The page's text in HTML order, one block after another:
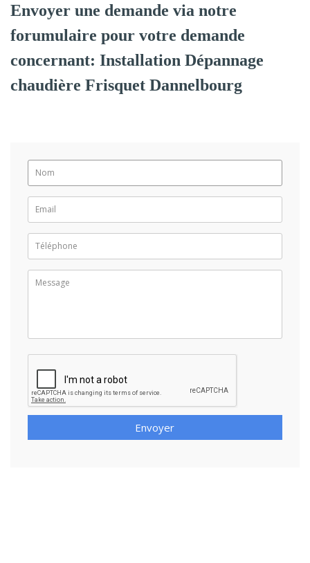
Envoyer une demande via notre
forumulaire pour votre demande
concernant: Installation Dépannage
chaudière Frisquet Dannelbourg
Envoyer